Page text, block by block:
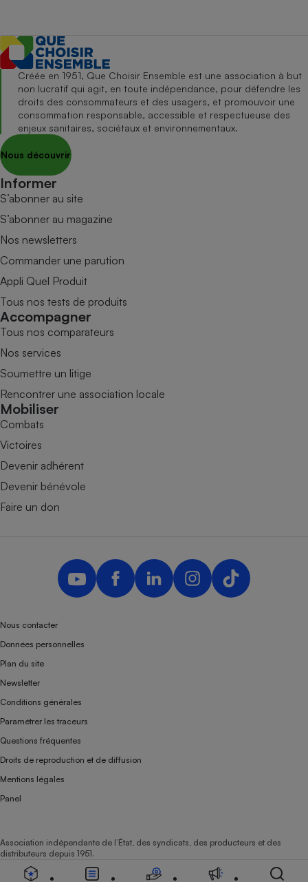
Créée en 1951, Que Choisir Ensemble est une association à but
non lucratif qui agit, en toute indépendance, pour défendre les
droits des consommateurs et des usagers, et promouvoir une
consommation responsable, accessible et respectueuse des
enjeux sanitaires, sociétaux et environnementaux.
Nous découvrir
Informer
S’abonner au site
S’abonner au magazine
Nos newsletters
Commander une parution
Appli Quel Produit
Tous nos tests de produits
Accompagner
Tous nos comparateurs
Nos services
Soumettre un litige
Rencontrer une association locale
Mobiliser
Combats
Victoires
Devenir adhérent
Devenir bénévole
Faire un don
Nous contacter
Données personnelles
Plan du site
Newsletter
Conditions générales
Paramétrer les traceurs
Questions fréquentes
Droits de reproduction et de diffusion
Mentions légales
Panel
Association indépendante de l’État, des syndicats, des producteurs et des
distributeurs depuis 1951.